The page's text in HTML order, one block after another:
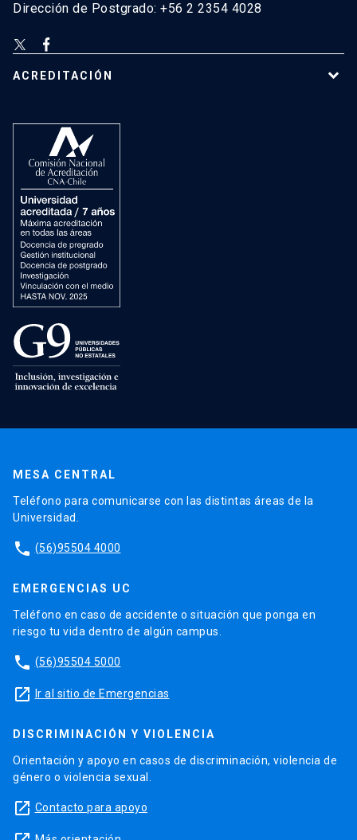
Dirección de Postgrado: +56 2 2354 4028
ACREDITACIÓN
MESA CENTRAL
Teléfono para comunicarse con las distintas áreas de la
Universidad.
phone (56)95504 4000
EMERGENCIAS UC
Teléfono en caso de accidente o situación que ponga en
riesgo tu vida dentro de algún campus.
phone (56)95504 5000
launch Ir al sitio de Emergencias
DISCRIMINACIÓN Y VIOLENCIA
Orientación y apoyo en casos de discriminación, violencia de
género o violencia sexual.
launch Contacto para apoyo